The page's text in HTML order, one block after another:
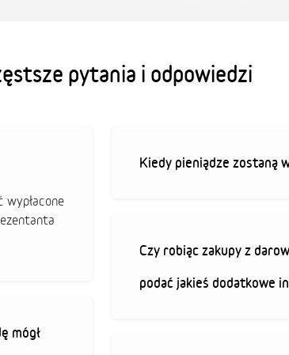
pytania i odpowiedzi
wypłacone
mógł
Kiedy pieniądze zostaną
Czy robiąc zakupy z
podać jakieś dodatkowe